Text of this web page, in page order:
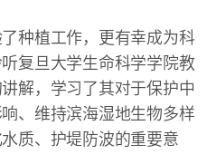
种植工作，更有幸成为科
复旦大学生命科学学院教
解，学习了其对于保护中
、维持滨海湿地生物多样
质、护堤防波的重要意